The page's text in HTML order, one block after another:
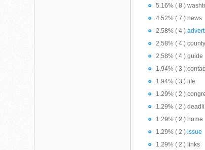
5.16% ( 8 )
4.52% ( 7 ) news
2.58% ( 4 )
2.58% ( 4 ) county
2.58% ( 4 ) guide
1.94% ( 3 )
1.94% ( 3 ) life
1.29% ( 2 )
1.29% ( 2 )
1.29% ( 2 ) home
1.29% ( 2 )issue
1.29% ( 2 ) links